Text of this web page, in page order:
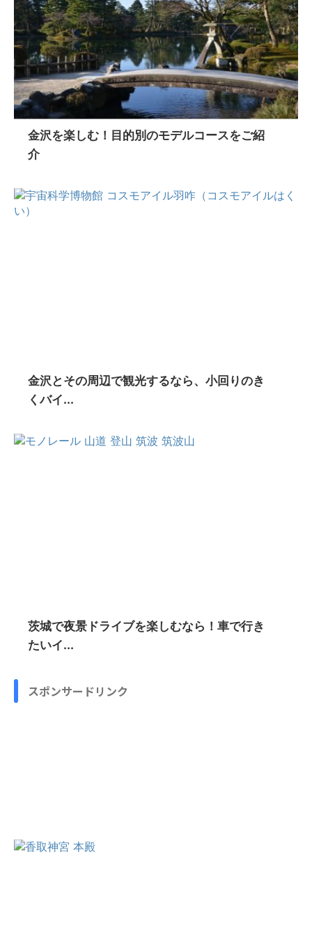
金沢を楽しむ！目的別のモデルコースをご紹
介
金沢とその周辺で観光するなら、小回りのき
くバイ...
茨城で夜景ドライブを楽しむなら！車で行き
たいイ...
スポンサードリンク